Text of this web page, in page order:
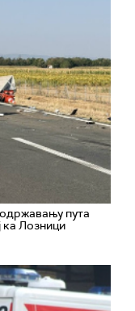
пута
Лозници